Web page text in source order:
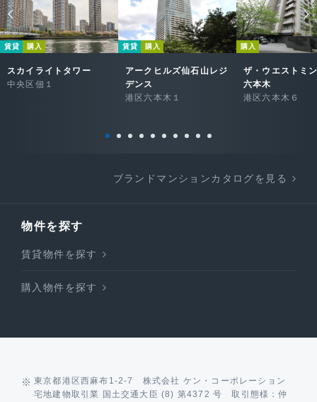
賃貸 購入
スカイライトタワー
中央区佃１
賃貸 購入
アークヒルズ仙石山レジ
デンス
港区六本木１
購入
ザ・ウエストミ
六本木
港区六本木６
ブランドマンションカタログを見る
物件を探す
賃貸物件を探す
購入物件を探す
東京都港区西麻布1-2-7 株式会社 ケン・コーポレーション
宅地建物取引業 国土交通大臣 (8) 第4372 号 取引態様：仲